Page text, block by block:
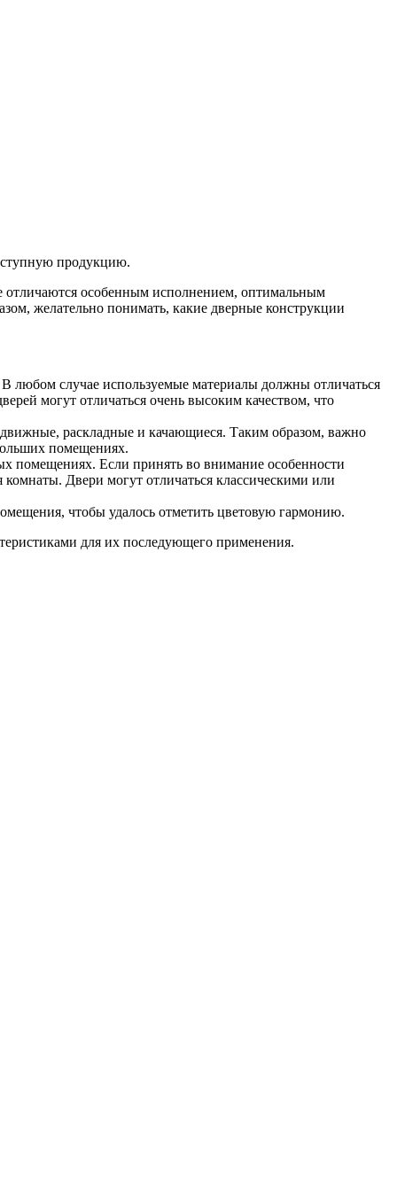
продукцию.
особенным исполнением, оптимальным
желательно понимать, какие дверные конструкции
любом случае используемые материалы должны отличаться
могут отличаться очень высоким качеством, что
раскладные и качающиеся. Таким образом, важно
помещениях.
помещениях. Если принять во внимание особенности
Двери могут отличаться классическими или
чтобы удалось отметить цветовую гармонию.
для их последующего применения.